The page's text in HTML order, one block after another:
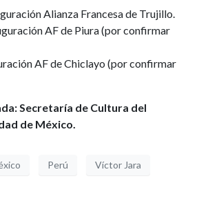
Alianza Francesa de Trujillo.
AF de Piura (por confirmar
AF de Chiclayo (por confirmar
Secretaría de Cultura del
de México.
Perú Víctor Jara